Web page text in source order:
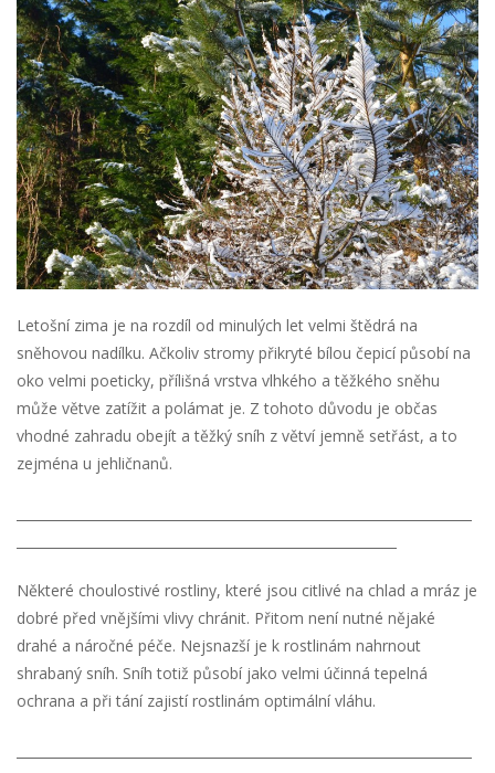
Letošní zima je na rozdíl od minulých let velmi štědrá na
sněhovou nadílku. Ačkoliv stromy přikryté bílou čepicí působí na
oko velmi poeticky, přílišná vrstva vlhkého a těžkého sněhu
může větve zatížit a polámat je. Z tohoto důvodu je občas
vhodné zahradu obejít a těžký sníh z větví jemně setřást, a to
zejména u jehličnanů.
Některé choulostivé rostliny, které jsou citlivé na chlad a mráz je
dobré před vnějšími vlivy chránit. Přitom není nutné nějaké
drahé a náročné péče. Nejsnazší je k rostlinám nahrnout
shrabaný sníh. Sníh totiž působí jako velmi účinná tepelná
ochrana a při tání zajistí rostlinám optimální vláhu.